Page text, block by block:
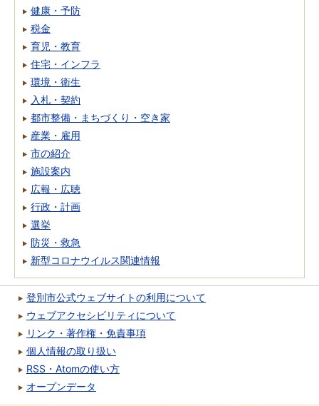
健康・予防
税金
育児・教育
住宅・インフラ
環境・衛生
入札・契約
都市整備・まちづくり・空き家
産業・雇用
市の紹介
施設案内
広報・広聴
行政・計画
選挙
防災・救急
新型コロナウイルス関連情報
登別市公式ウェブサイトの利用について
ウェブアクセシビリティについて
リンク・著作権・免責事項
個人情報の取り扱い
RSS・Atomの使い方
オープンデータ